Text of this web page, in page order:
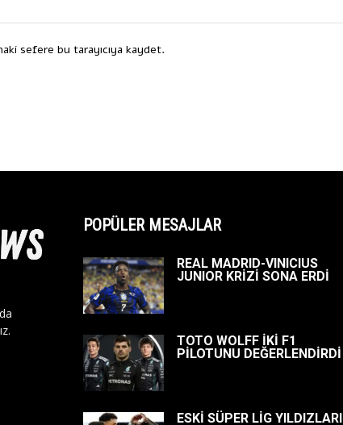
sefere bu tarayıcıya kaydet.
POPÜLER MESAJLAR
REAL MADRID-VINICIUS
JUNIOR KRİZİ SONA ERDİ
TOTO WOLFF İKİ F1
PİLOTUNU DEĞERLENDİRDİ
ESKİ SÜPER LİG YILDIZLARI